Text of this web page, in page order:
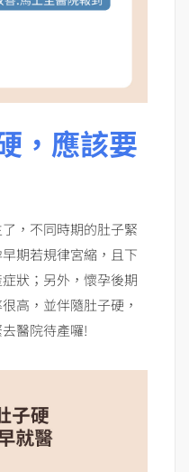
，應該要
，不同時期的肚子緊
期若規律宮縮，且下
狀；另外，懷孕後期
高，並伴隨肚子硬，
醫院待產囉!